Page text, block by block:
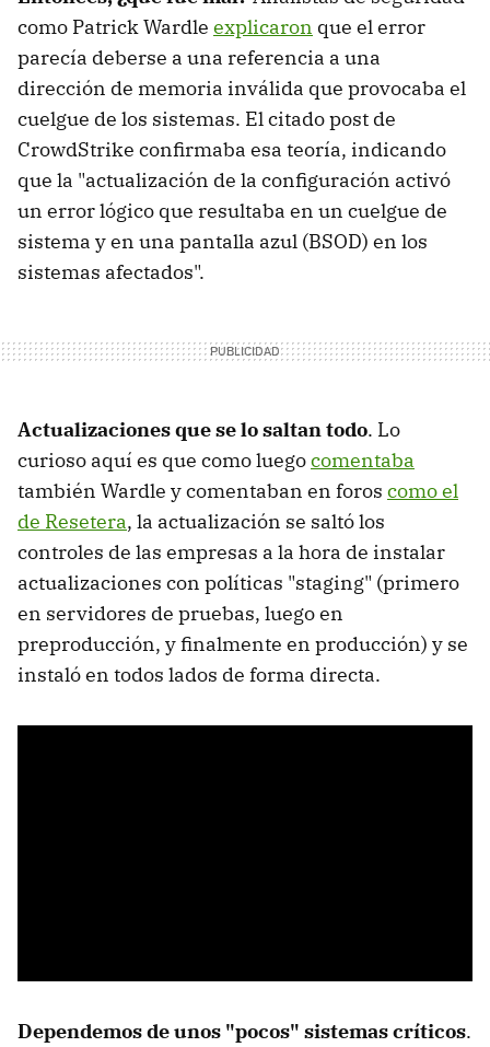
como Patrick Wardle explicaron que el error
parecía deberse a una referencia a una
dirección de memoria inválida que provocaba el
cuelgue de los sistemas. El citado post de
CrowdStrike confirmaba esa teoría, indicando
que la "actualización de la configuración activó
un error lógico que resultaba en un cuelgue de
sistema y en una pantalla azul (BSOD) en los
sistemas afectados".
Actualizaciones que se lo saltan todo. Lo
curioso aquí es que como luegocomentaba
también Wardle y comentaban en foros como el
de Resetera, la actualización se saltó los
controles de las empresas a la hora de instalar
actualizaciones con políticas "staging" (primero
en servidores de pruebas, luego en
preproducción, y finalmente en producción) y se
instaló en todos lados de forma directa.
Dependemos de unos "pocos" sistemas críticos.